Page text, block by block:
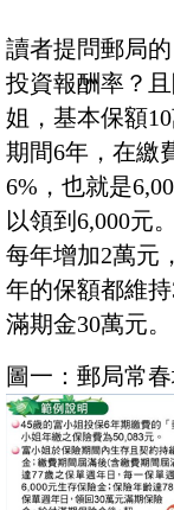
讀者提問郵局
投資報酬率？
姐，基本保額
期間6年，在繳
6%，也就是
以領到6,000元
每年增加2萬元
年的保額都維
滿期金30萬元。
圖一：郵局常